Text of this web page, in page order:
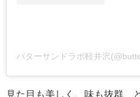
見た目も美しく、味も抜群、